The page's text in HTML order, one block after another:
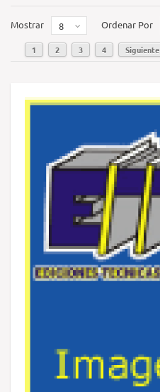
Mostrar 8 Ordenar Por
1 2 3 4 Siguiente